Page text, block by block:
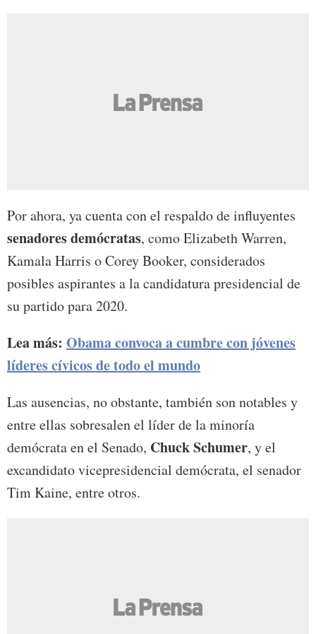
Por ahora, ya cuenta con el respaldo de influyentes
senadores demócratas, como Elizabeth Warren,
Kamala Harris o Corey Booker, considerados
posibles aspirantes a la candidatura presidencial de
su partido para 2020.
Lea más: Obama convoca a cumbre con jóvenes
líderes cívicos de todo el mundo
Las ausencias, no obstante, también son notables y
entre ellas sobresalen el líder de la minoría
demócrata en el Senado, Chuck Schumer, y el
excandidato vicepresidencial demócrata, el senador
Tim Kaine, entre otros.